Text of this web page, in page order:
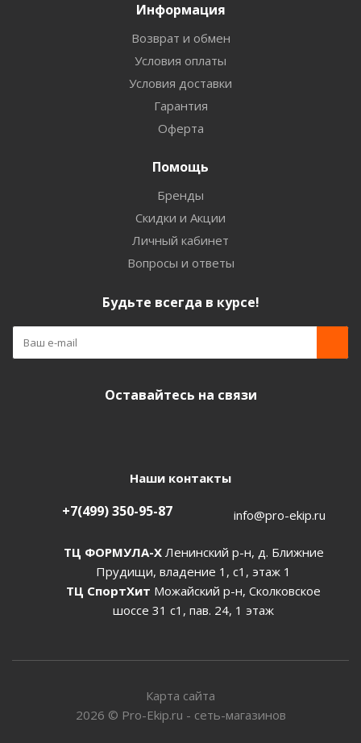
Информация
Возврат и обмен
Условия оплаты
Условия доставки
Гарантия
Оферта
Помощь
Бренды
Скидки и Акции
Личный кабинет
Вопросы и ответы
Будьте всегда в курсе!
Оставайтесь на связи
Наши контакты
+7(499) 350-95-87 info@pro-ekip.ru
ТЦ ФОРМУЛА-ХЛенинский р-н, д. Ближние
Прудищи, владение 1, с1, этаж 1
ТЦ СпортХит Можайский р-н, Сколковское
шоссе 31 с1, пав. 24, 1 этаж
Карта сайта
2026 © Pro-Ekip.ru - сеть-магазинов